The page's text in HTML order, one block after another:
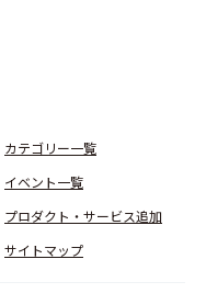
カテゴリー一覧
イベント一覧
プロダクト・サービス追加
サイトマップ